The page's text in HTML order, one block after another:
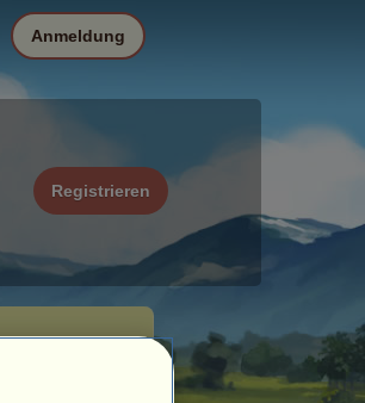
Registrieren
Anmeldung